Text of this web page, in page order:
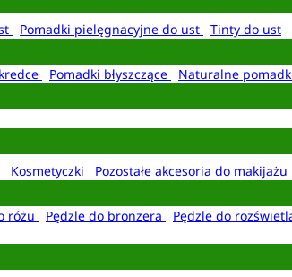
Pomadki pielęgnacyjne do ust
Tinty do ust
Pomadki błyszczące
Naturalne
Kosmetyczki
Pozostałe akcesoria do makijażu
różu Pędzle do bronzera Pędzle do